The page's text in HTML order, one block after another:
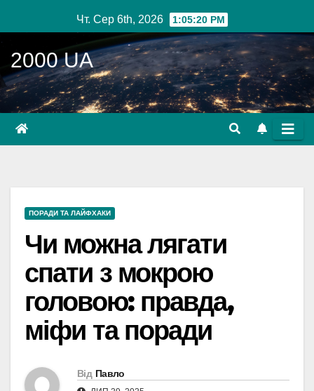
до
вмісту
Чт. Сер 6th, 2026 1:05:21 PM
2000 UA
ПОРАДИ ТА ЛАЙФХАКИ
Чи можна лягати
спати з мокрою
головою: правда,
міфи та поради
Від Павло